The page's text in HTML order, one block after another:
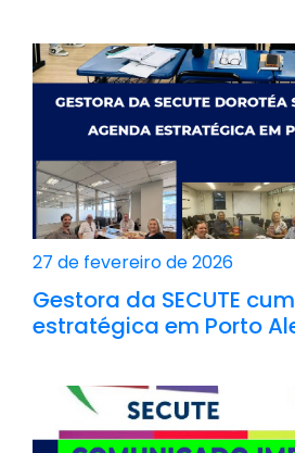
27 de fevereiro de 2026
Gestora da SECUTE
estratégica em Porto